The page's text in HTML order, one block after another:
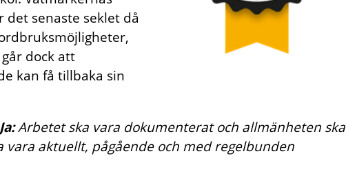
senaste seklet då
dock att
kan få tillbaka sin
Arbetet ska vara dokumenterat och allmänheten ska
vara aktuellt, pågående och med regelbunden